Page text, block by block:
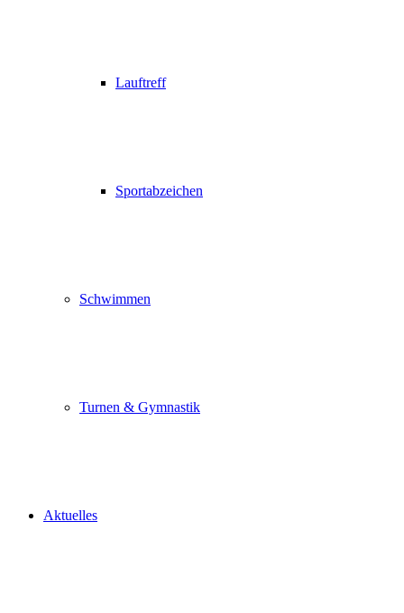
Lauftreff
Sportabzeichen
Schwimmen
Turnen & Gymnastik
Aktuelles